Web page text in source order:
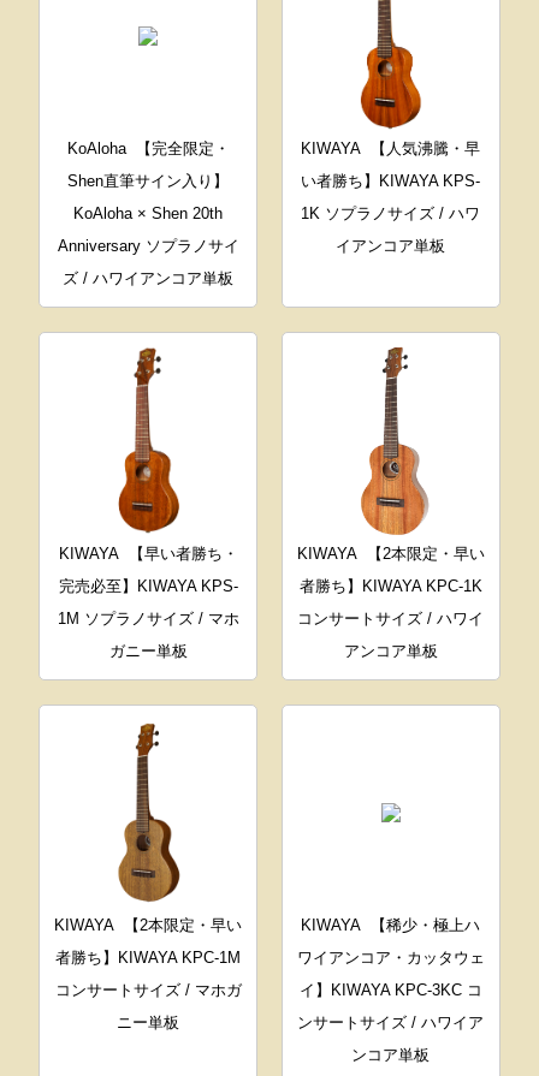
KoAloha
【完全限定・
Shen直筆サイン入り】
KoAloha × Shen 20th
Anniversary ソプラノサイ
ズ / ハワイアンコア単板
KIWAYA
【人気沸騰・早
い者勝ち】KIWAYA KPS-
1K ソプラノサイズ / ハワ
イアンコア単板
KIWAYA
【早い者勝ち・
完売必至】KIWAYA KPS-
1M ソプラノサイズ / マホ
ガニー単板
KIWAYA
【2本限定・早い
者勝ち】KIWAYA KPC-1K
コンサートサイズ / ハワイ
アンコア単板
KIWAYA
【2本限定・早い
者勝ち】KIWAYA KPC-1M
コンサートサイズ / マホガ
ニー単板
KIWAYA
【稀少・極上ハ
ワイアンコア・カッタウェ
イ】KIWAYA KPC-3KC コ
ンサートサイズ / ハワイア
ンコア単板